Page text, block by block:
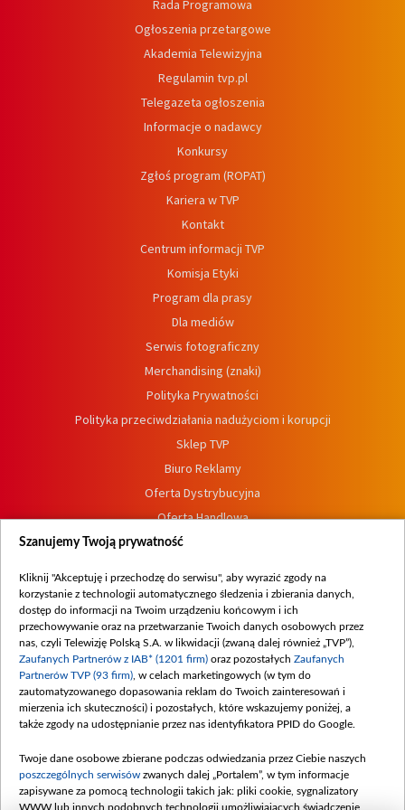
Rada Programowa
Ogłoszenia przetargowe
Akademia Telewizyjna
Regulamin tvp.pl
Telegazeta ogłoszenia
Informacje o nadawcy
Konkursy
Zgłoś program (ROPAT)
Kariera w TVP
Kontakt
Centrum informacji TVP
Komisja Etyki
Program dla prasy
Dla mediów
Serwis fotograficzny
Merchandising (znaki)
Polityka Prywatności
Polityka przeciwdziałania nadużyciom i korupcji
Sklep TVP
Biuro Reklamy
Oferta Dystrybucyjna
Oferta Handlowa
Dostępność
Procedura zgłoszeń wewnętrznych
Szanujemy Twoją prywatność
Kliknij "Akceptuję i przechodzę do serwisu", aby wyrazić zgody na
korzystanie z technologii automatycznego śledzenia i zbierania danych,
dostęp do informacji na Twoim urządzeniu końcowym i ich
przechowywanie oraz na przetwarzanie Twoich danych osobowych przez
nas, czyli Telewizję Polską S.A. w likwidacji (zwaną dalej również „TVP”),
Zaufanych Partnerów z IAB* (1201 firm) oraz pozostałych Zaufanych
Partnerów TVP (93 firm) , w celach marketingowych (w tym do
zautomatyzowanego dopasowania reklam do Twoich zainteresowań i
mierzenia ich skuteczności) i pozostałych, które wskazujemy poniżej, a
także zgody na udostępnianie przez nas identyfikatora PPID do Google.
Twoje dane osobowe zbierane podczas odwiedzania przez Ciebie naszych
poszczególnych serwisów zwanych dalej „Portalem”, w tym informacje
zapisywane za pomocą technologii takich jak: pliki cookie, sygnalizatory
WWW lub innych podobnych technologii umożliwiających świadczenie